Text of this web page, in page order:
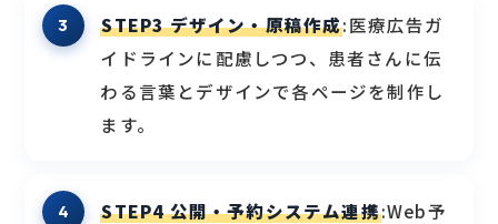
STEP3 デザイン・原稿作成:医療広告ガ
イドラインに配慮しつつ、患者さんに伝
わる言葉とデザインで各ページを制作し
ます。
STEP4 公開・予約システム連携:Web予